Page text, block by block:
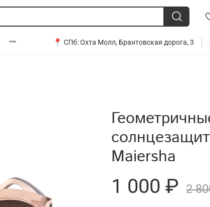
📍 СПб:Охта Молл, Брантовская дорога, 3
Maiersha
1 000 ₽ 2